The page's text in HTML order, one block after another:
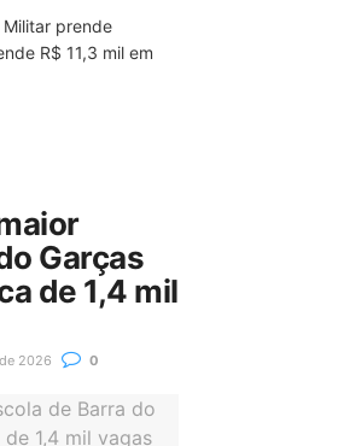
Militar prende
R$ 11,3 mil em
Garças
de 1,4 mil
2026 0